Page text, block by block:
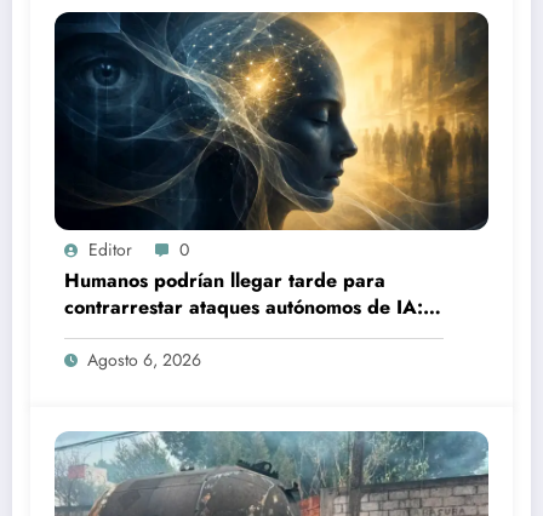
Editor 0
Humanos podrían llegar tarde para
contrarrestar ataques autónomos de IA:
experto
Agosto 6, 2026